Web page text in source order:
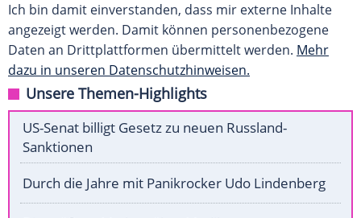
Ich bin damit einverstanden, dass mir externe Inhalte
angezeigt werden. Damit können personenbezogene
Daten an Drittplattformen übermittelt werden. Mehr
dazu in unseren Datenschutzhinweisen.
Unsere Themen-Highlights
US-Senat billigt Gesetz zu neuen Russland-
Sanktionen
Durch die Jahre mit Panikrocker Udo Lindenberg